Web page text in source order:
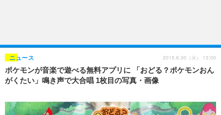
ゲーム グッズ
海外イベント ビジネス
俳優・タレント アーティスト
アニメ 実写
ゲーム 座談会
動画
ポケモンが音楽で遊べる無料アプリに 「おどる？ポケモンおん
がくたい」鳴き声で大合唱 1枚目の写真・画像
ニュース 2015.6.30（火） 13:00